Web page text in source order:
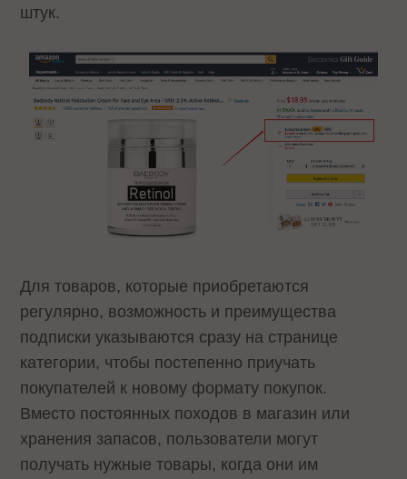
штук.
Для товаров, которые приобретаются
регулярно, возможность и преимущества
подписки указываются сразу на странице
категории, чтобы постепенно приучать
покупателей к новому формату покупок.
Вместо постоянных походов в магазин или
хранения запасов, пользователи могут
получать нужные товары, когда они им